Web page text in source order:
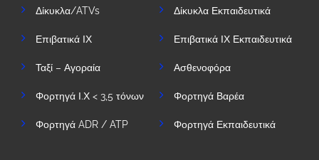
Δίκυκλα/ATVs Δίκυκλα Εκπαιδευτικά
Επιβατικά ΙΧ Επιβατικά ΙΧ Εκπαιδευτικά
Ταξί – Αγοραία Ασθενοφόρα
Φορτηγά Ι.Χ < 3,5 τόνων Φορτηγά Βαρέα
Φορτηγά ADR / ATP Φορτηγά Εκπαιδευτικά